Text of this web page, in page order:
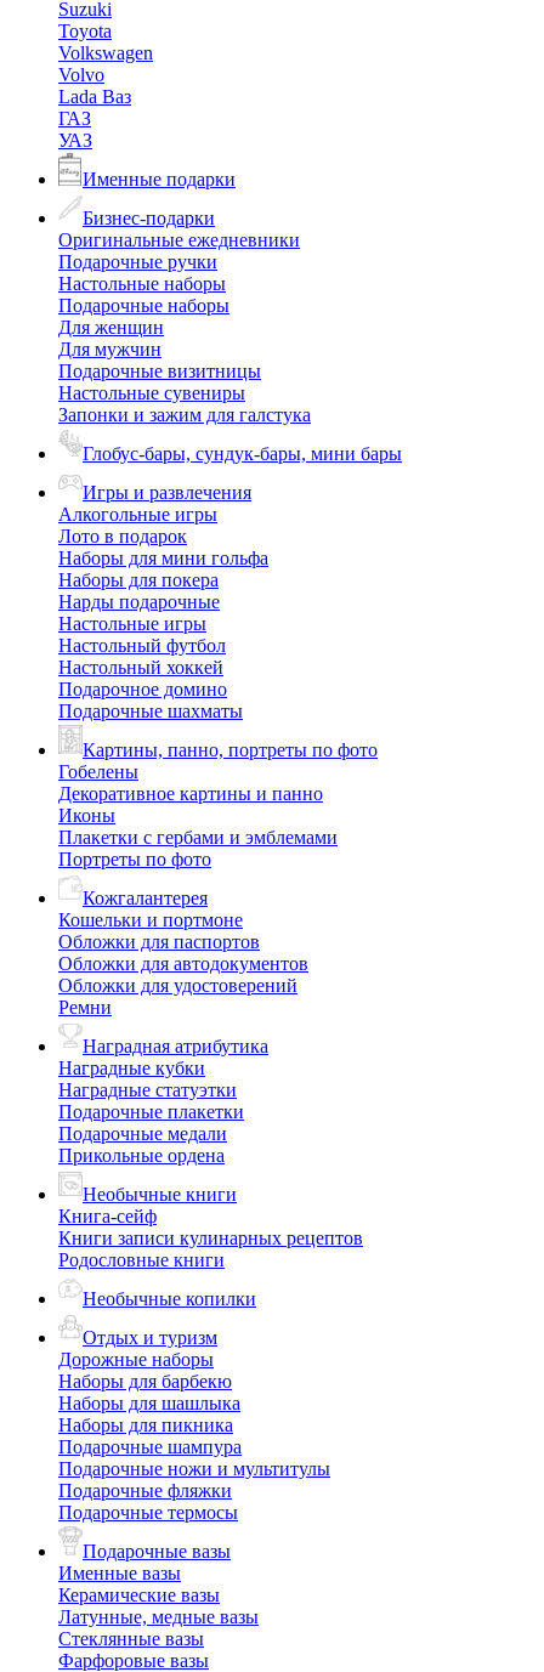
Suzuki
Toyota
Volkswagen
Volvo
Lada Ваз
ГАЗ
УАЗ
Именные подарки
Бизнес-подарки
Оригинальные ежедневники
Подарочные ручки
Настольные наборы
Подарочные наборы
Для женщин
Для мужчин
Подарочные визитницы
Настольные сувениры
Запонки и зажим для галстука
Глобус-бары, сундук-бары, мини бары
Игры и развлечения
Алкогольные игры
Лото в подарок
Наборы для мини гольфа
Наборы для покера
Нарды подарочные
Настольные игры
Настольный футбол
Настольный хоккей
Подарочное домино
Подарочные шахматы
Картины, панно, портреты по фото
Гобелены
Декоративное картины и панно
Иконы
Плакетки с гербами и эмблемами
Портреты по фото
Кожгалантерея
Кошельки и портмоне
Обложки для паспортов
Обложки для автодокументов
Обложки для удостоверений
Ремни
Наградная атрибутика
Наградные кубки
Наградные статуэтки
Подарочные плакетки
Подарочные медали
Прикольные ордена
Необычные книги
Книга-сейф
Книги записи кулинарных рецептов
Родословные книги
Необычные копилки
Отдых и туризм
Дорожные наборы
Наборы для барбекю
Наборы для шашлыка
Наборы для пикника
Подарочные шампура
Подарочные ножи и мультитулы
Подарочные фляжки
Подарочные термосы
Подарочные вазы
Именные вазы
Керамические вазы
Латунные, медные вазы
Стеклянные вазы
Фарфоровые вазы